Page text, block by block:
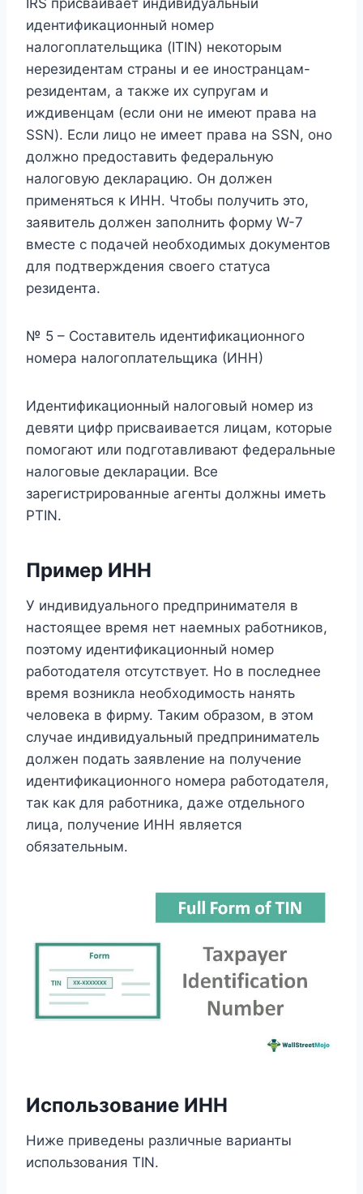
идентификационный номер
налогоплательщика (ITIN) некоторым
нерезидентам страны и ее иностранцам-
резидентам, а также их супругам и
иждивенцам (если они не имеют права на
SSN). Если лицо не имеет права на SSN, оно
должно предоставить федеральную
налоговую декларацию. Он должен
применяться к ИНН. Чтобы получить это,
заявитель должен заполнить форму W-7
вместе с подачей необходимых документов
для подтверждения своего статуса
резидента.
№ 5 – Составитель идентификационного
номера налогоплательщика (ИНН)
Идентификационный налоговый номер из
девяти цифр присваивается лицам, которые
помогают или подготавливают федеральные
налоговые декларации. Все
зарегистрированные агенты должны иметь
PTIN.
Пример ИНН
У индивидуального предпринимателя в
настоящее время нет наемных работников,
поэтому идентификационный номер
работодателя отсутствует. Но в последнее
время возникла необходимость нанять
человека в фирму. Таким образом, в этом
случае индивидуальный предприниматель
должен подать заявление на получение
идентификационного номера работодателя,
так как для работника, даже отдельного
лица, получение ИНН является
обязательным.
Использование ИНН
Ниже приведены различные варианты
использования TIN.